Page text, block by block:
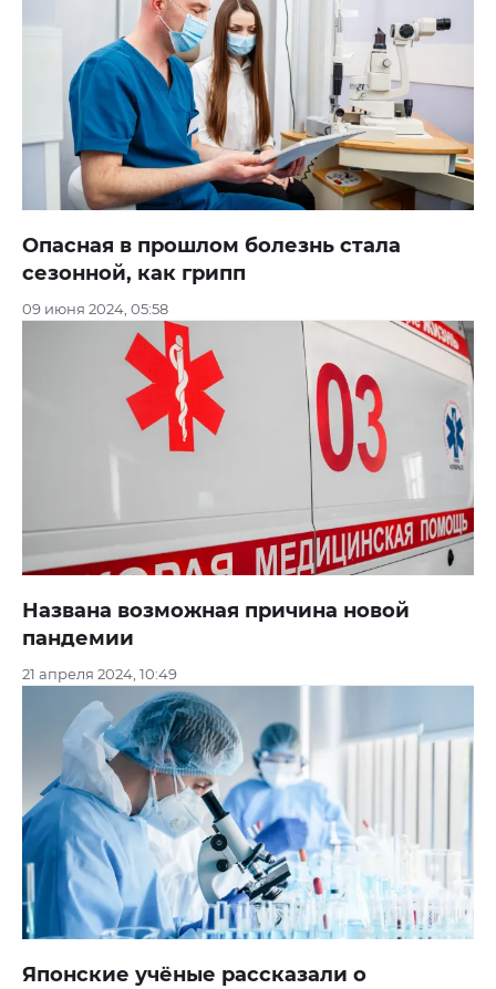
Опасная в прошлом болезнь стала
сезонной, как грипп
09 июня 2024, 05:58
Названа возможная причина новой
пандемии
21 апреля 2024, 10:49
Японские учёные рассказали о